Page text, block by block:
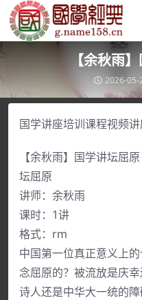
【余秋雨
2026-05-
国学讲座培训课程视频讲
【余秋雨】国学讲坛屈
坛屈原
讲师：余秋雨
课时：1讲
格式：rm
中国第一位真正意义上
念屈原的？被流放是庆
诗人还是中华大一统的